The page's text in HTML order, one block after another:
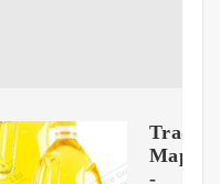
Trade
Map
-